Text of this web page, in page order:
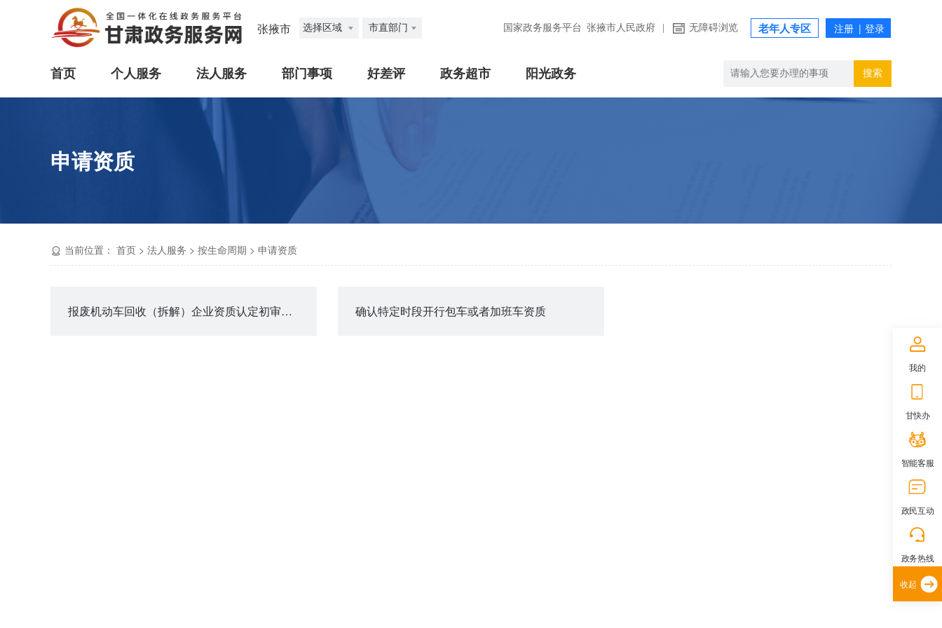
张掖市 选择区域 市直部门 国家政务服务平台 张掖市人民政府 无障碍浏览 老年人专区
首页 个人服务 法人服务 部门事项 好差评 政务超市 阳光政务 搜索
申请资质
当前位置： 首页 > 法人服务 > 按生命周期 > 申请资质
报废机动车回收（拆解）企业资质认定初审转报 确认特定时段开行包车或者加班车资质
我的
甘快办
智能客服
政民互动
政务热线
收起